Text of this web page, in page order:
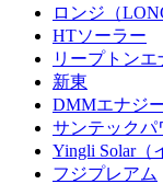
ロンジ（
HTソーラー
リープトンエ
新東
DMMエナジ
サンテックパ
Yingli Solar（
フジプレアム